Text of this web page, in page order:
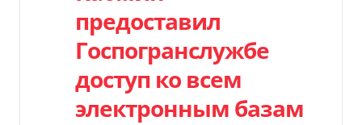
предоставил
Госпогранслужбе
доступ ко всем
электронным базам